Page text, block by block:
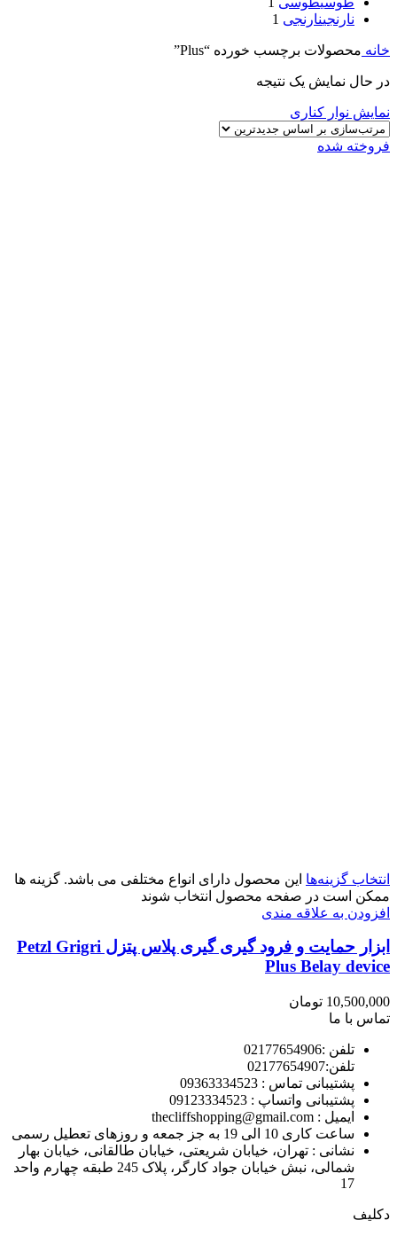
نارنجینارنجی 1
خانه محصولات برچسب خورده “Plus”
در حال نمایش یک نتیجه
نمایش نوار کناری
فروخته شده
انتخاب گزینه‌ها این محصول دارای انواع مختلفی می باشد. گزینه ها
ممکن است در صفحه محصول انتخاب شوند
افزودن به علاقه مندی
ابزار حمایت و فرود گیری گیری پلاس پتزل Petzl Grigri
Plus Belay device
10,500,000 تومان
تماس با ما
تلفن :02177654906
تلفن:02177654907
پشتیبانی تماس : 09363334523
پشتیبانی واتساپ : 09123334523
ايميل : thecliffshopping@gmail.com
ساعت کاری 10 الی 19 به جز جمعه و روزهای تعطیل رسمی
نشانی : تهران، خیابان شریعتی، خیابان طالقانی، خیابان بهار
شمالی، نبش خیابان جواد کارگر، پلاک 245 طبقه چهارم واحد
17
دکلیف​